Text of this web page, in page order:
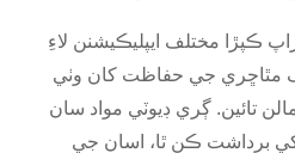
ڪپڙا مختلف ايپليڪيشنن لاءِ
مٿاڇري جي حفاظت کان وٺي
تائين. ڳري ڊيوٽي مواد سان
ڪن ٿا، اسان جي